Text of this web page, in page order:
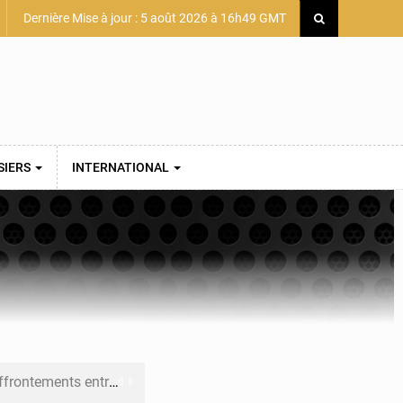
Dernière Mise à jour : 5 août 2026 à 16h49 GMT
INTERNATIONAL
Balandou à Mandiana